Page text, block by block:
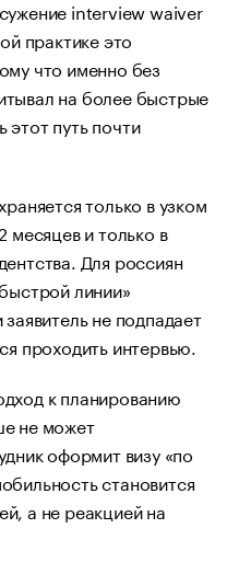
interview waiver
практике это
что именно без
на более быстрые
путь почти
только в узком
месяцев и только в
Для россиян
линии»
не подпадает
проходить интервью.
к планированию
не может
оформит визу «по
становится
а не реакцией на